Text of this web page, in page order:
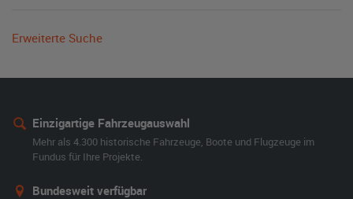
Erweiterte Suche
Einzigartige Fahrzeugauswahl
Mehr als 4.300 historische Fahrzeuge, Boote und Flugzeuge im
Fundus für Ihre Projekte.
Bundesweit verfügbar